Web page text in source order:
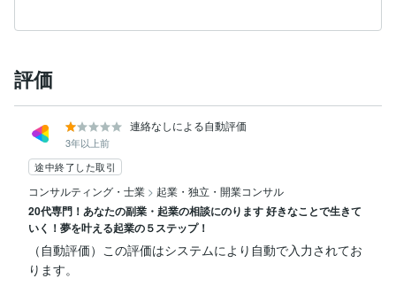
評価
連絡なしによる自動評価
3年以上前
途中終了した取引
コンサルティング・士業 > 起業・独立・開業コンサル
20代専門！あなたの副業・起業の相談にのります 好きなことで生きて
いく！夢を叶える起業の５ステップ！
（自動評価）この評価はシステムにより自動で入力されてお
ります。